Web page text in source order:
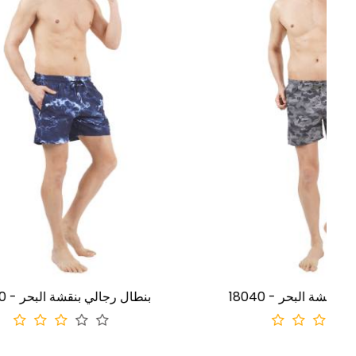
18090 - 18040 - بنطال رجالي بنقشة البحر